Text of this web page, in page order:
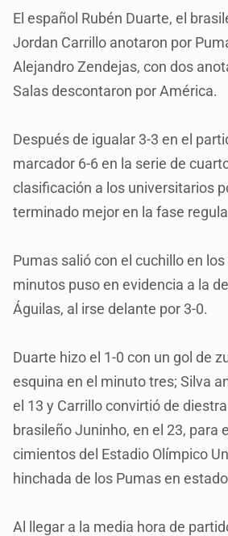
El español Rubén Duarte, el
Jordan Carrillo anotaron por
Alejandro Zendejas, con dos
Salas descontaron por América.
Después de igualar 3-3 en el
marcador 6-6 en la serie de
clasificación a los universitarios
terminado mejor en la fase
Pumas salió con el cuchillo en
minutos puso en evidencia a la
Águilas, al irse delante por 3-0.
Duarte hizo el 1-0 con un gol de
esquina en el minuto tres; Silva
el 13 y Carrillo convirtió de
brasileño Juninho, en el 23, para
cimientos del Estadio Olímpico
hinchada de los Pumas en
Al llegar a la media hora de